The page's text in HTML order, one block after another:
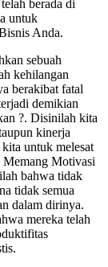
berada di
untuk
Anda.
sebuah
kehilangan
berakibat fatal
demikian
?. Disinilah kita
kinerja
untuk melesat
Memang Motivasi
bahwa tidak
tidak semua
dalam dirinya.
mereka telah